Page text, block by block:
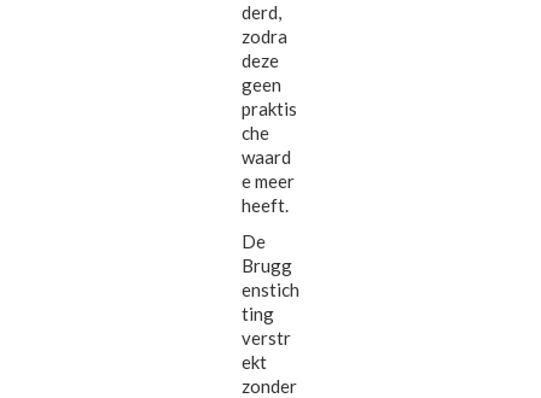
derd,
zodra
deze
geen
praktis
che
waard
e meer
heeft.
De
Brugg
enstich
ting
verstr
ekt
zonder